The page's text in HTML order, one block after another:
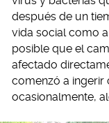
después de un
vida social como
posible que el
afectado
comenzó a ingerir
ocasionalmente,